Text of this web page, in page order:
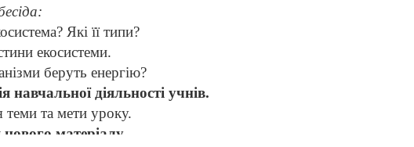
Які її типи?
екосистеми.
беруть енергію?
навчальної діяльності учнів.
теми та мети уроку.
матеріалу